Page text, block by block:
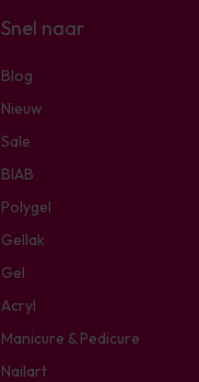
Snel naar
Blog
Nieuw
Sale
BIAB
Polygel
Gellak
Gel
Acryl
Manicure & Pedicure
Nailart